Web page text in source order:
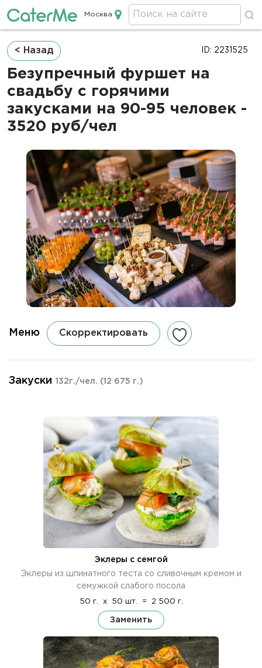
Кейтеринг в Москве
Москва
Строка
навигации
< Назад
Безупречный фуршет на
свадьбу с горячими
закусками на 90-95 человек -
3520 руб/чел
ID: 2231525
Меню Скорректировать
Закуски 132г./чел. (12 675 г.)
Эклеры с семгой
Эклеры из шпинатного теста со сливочным кремом и
семужкой слабого посола
50 г. x 50 шт. = 2 500 г.
Заменить